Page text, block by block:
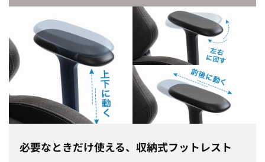
必要なときだけ使える、収納式フットレスト